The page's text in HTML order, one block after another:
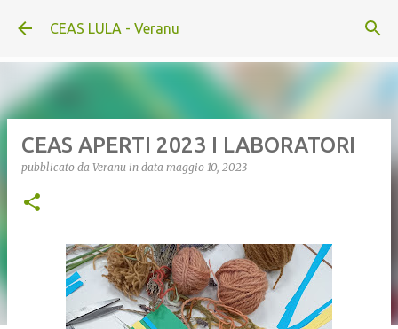
Passa ai contenuti principali
CEAS LULA - Veranu
CEAS APERTI 2023 I LABORATORI
pubblicato da Veranu in data maggio 10, 2023